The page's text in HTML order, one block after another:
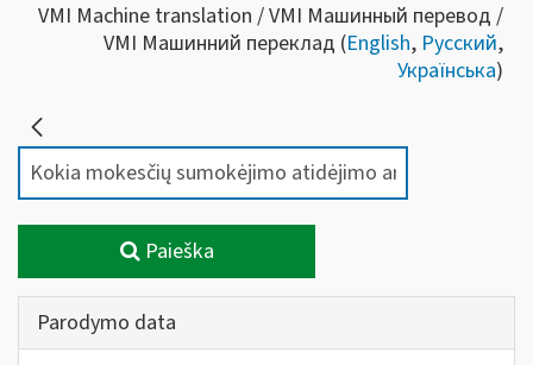
VMI Machine translation / VMI Машинный перевод /
VMI Машинний переклад (English, Русский,
Українська)
Paieška
Parodymo data